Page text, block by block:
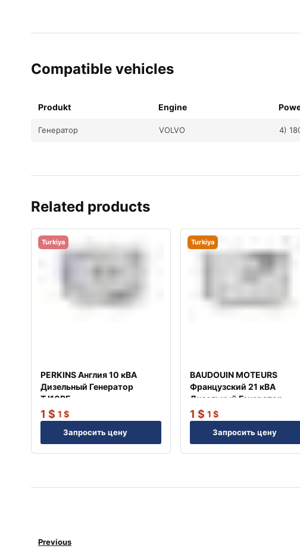
Compatible vehicles
Produkt Engine
Генератор VOLVO 4)
Related products
Turkiya
PERKINS Англия 10 кВА
Дизельный Генератор
TJ10PE
1 $ 1 $
Запросить цену
Turkiya
BAUDOUIN MOTEURS
Французский 21 кВА
Дизельный Генератор
TJ20BD
1$ 1$
Запросить цену
Previous